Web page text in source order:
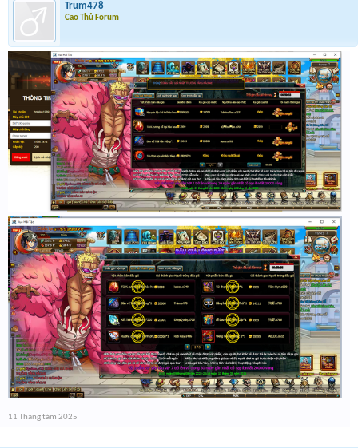
Trum478
Cao Thủ Forum
11 Tháng tám 2025